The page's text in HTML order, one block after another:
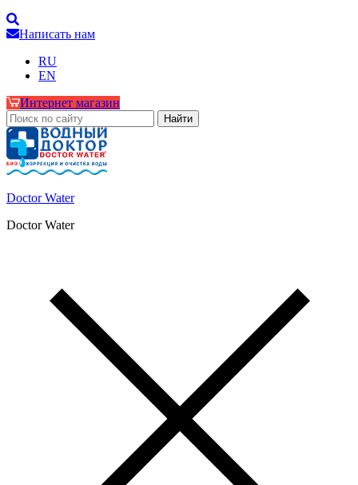
Написать нам
RU
EN
Интернет магазин
Doctor Water
Doctor Water